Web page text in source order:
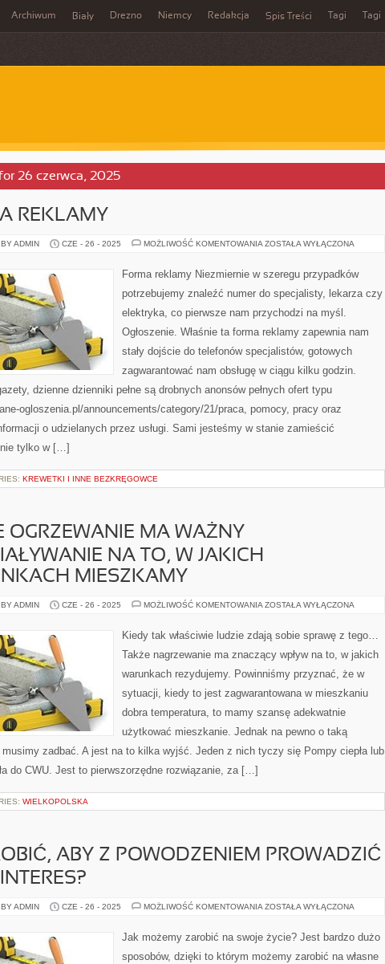
Archiwum Biały Drezno Niemcy Redakcja Spis Treści Tagi Tagi
26 czerwca, 2025
REKLAMY
ADMIN CZE - 26 - 2025 MOŻLIWOŚĆ KOMENTOWANIA FORMA
ZOSTAŁA WYŁĄCZONA
Forma reklamy Niezmiernie w szeregu przypadków
potrzebujemy znaleźć numer do specjalisty, lekarza czy
elektryka, co pierwsze nam przychodzi na myśl.
Ogłoszenie. Właśnie ta forma reklamy zapewnia nam
stały dojście do telefonów specjalistów, gotowych
zagwarantować nam obsługę w ciągu kilku godzin.
dzienne dzienniki pełne są drobnych anonsów pełnych ofert typu
ogloszenia.pl/announcements/category/21/praca, pomocy, pracy oraz
o udzielanych przez usługi. Sami jesteśmy w stanie zamieścić
nie tylko w […]
KREWETKI I INNE BEZKRĘGOWCE
OGRZEWANIE MA WAŻNY
NA TO, W JAKICH
MIESZKAMY
ADMIN CZE - 26 - 2025 MOŻLIWOŚĆ KOMENTOWANIA TAKŻE
WAŻNY
ODDZIAŁYWANIE
TO,
JAKICH
MIESZKAMY
ZOSTAŁA WYŁĄCZONA
Kiedy tak właściwie ludzie zdają sobie sprawę z tego…
Także nagrzewanie ma znaczący wpływ na to, w jakich
warunkach rezydujemy. Powinniśmy przyznać, że w
sytuacji, kiedy to jest zagwarantowana w mieszkaniu
dobra temperatura, to mamy szansę adekwatnie
użytkować mieszkanie. Jednak na pewno o taką
musimy zadbać. A jest na to kilka wyjść. Jeden z nich tyczy się Pompy ciepła lub
do CWU. Jest to pierwszorzędne rozwiązanie, za […]
WIELKOPOLSKA
ABY Z POWODZENIEM PROWADZIĆ
ADMIN CZE - 26 - 2025 MOŻLIWOŚĆ KOMENTOWANIA CO
Z
POWODZENIEM
SWÓJ
ZOSTAŁA WYŁĄCZONA
Jak możemy zarobić na swoje życie? Jest bardzo dużo
sposobów, dzięki to którym możemy zarobić na własne